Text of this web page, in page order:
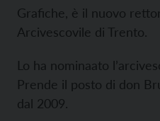
Grafiche, è il nuovo
Arcivescovile di Trento.
Lo ha nominaato
Prende il posto di don
dal 2009.